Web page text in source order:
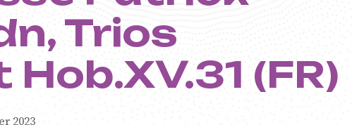
Trios
Hob.XV.31 (FR)
2023
- Centre
de Musique